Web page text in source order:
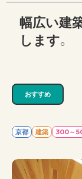
幅広い建
します。
おすすめ
京都 建築 300～